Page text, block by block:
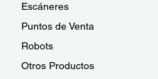
Escáneres
Puntos de Venta
Robots
Otros Productos